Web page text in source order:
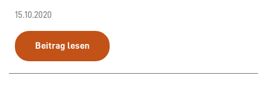
15.10.2020
Beitrag lesen